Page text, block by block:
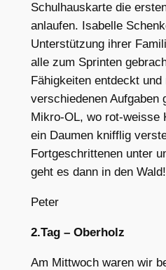
Schulhauskarte die
anlaufen. Isabelle
Unterstützung ihrer
alle zum Sprinten
Fähigkeiten entdeckt
verschiedenen Aufgaben
Mikro-OL, wo rot-weisse
ein Daumen knifflig
Fortgeschrittenen unter
geht es dann in den Wald!
Peter
2.Tag – Oberholz
Am Mittwoch waren wir